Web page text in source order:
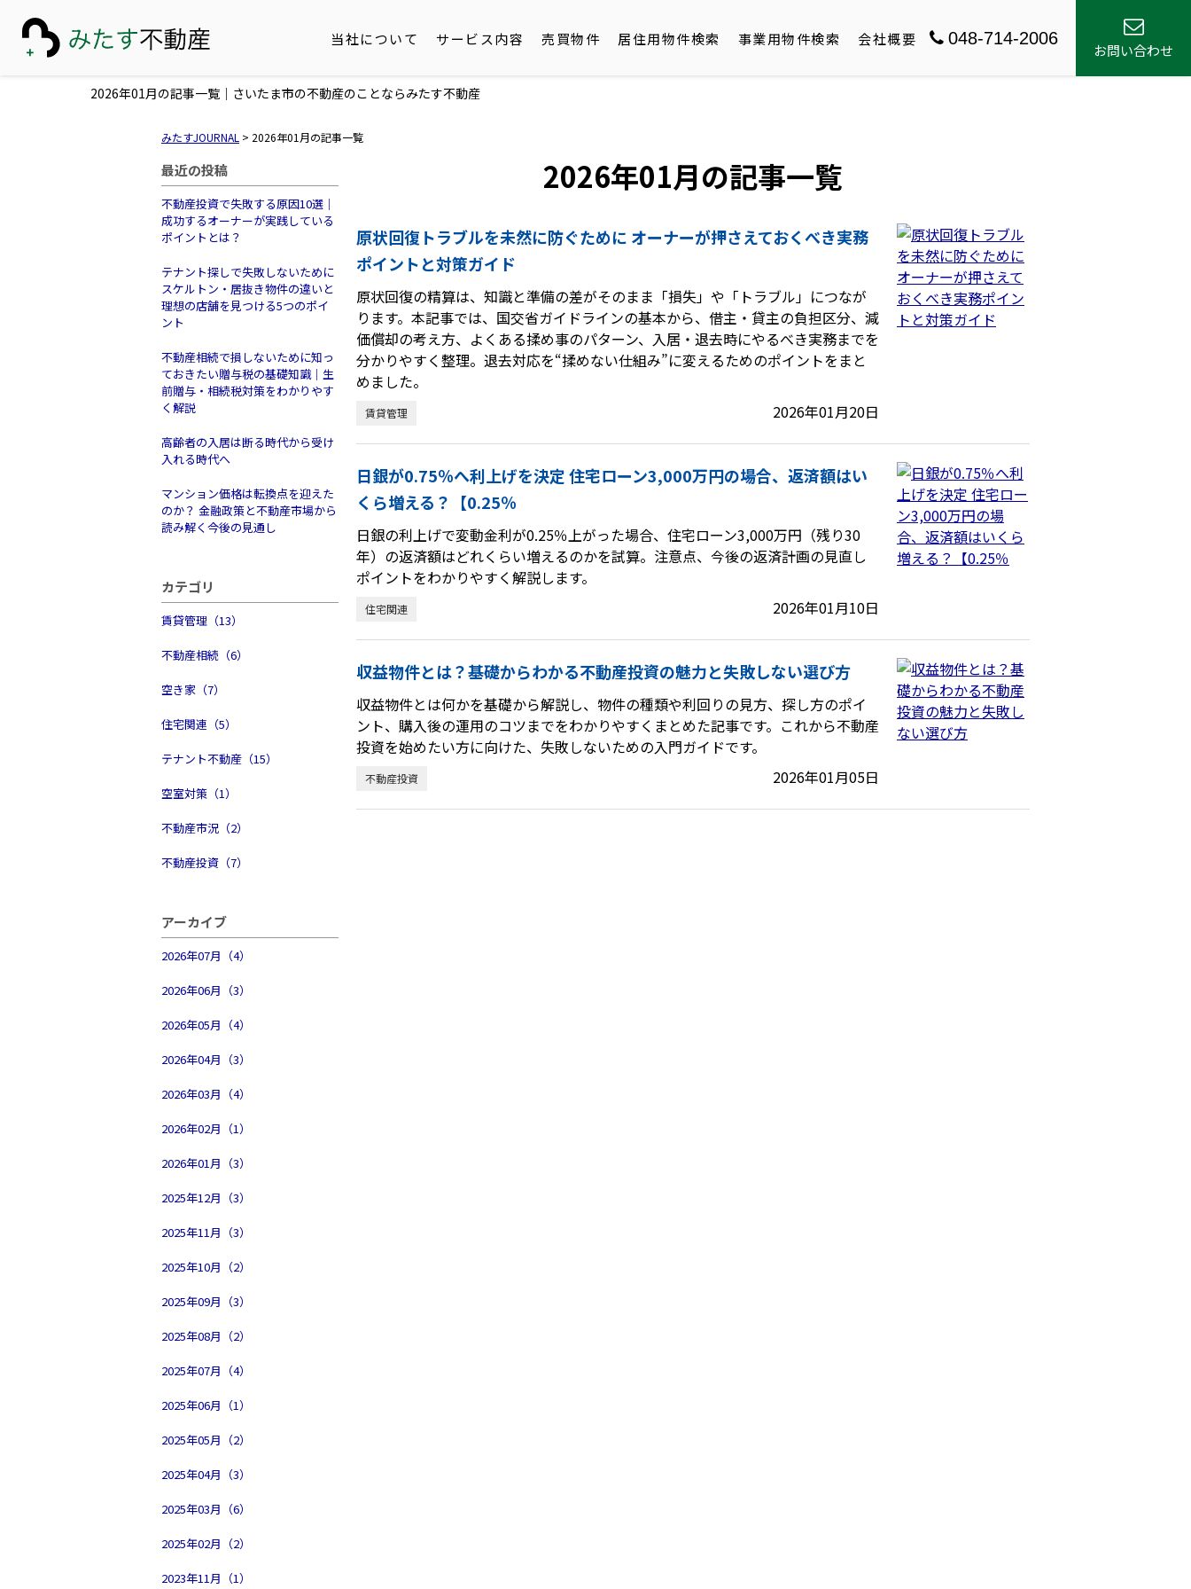
当社について サービス内容 売買物件 居住用物件検索 事業用物件検索 会社概要 048-714-2006
お問い合わせ
2026年01月の記事一覧｜さいたま市の不動産のことならみたす不動産
みたすJOURNAL > 2026年01月の記事一覧
最近の投稿
不動産投資で失敗する原因10選｜
成功するオーナーが実践している
ポイントとは？
テナント探しで失敗しないために
スケルトン・居抜き物件の違いと
理想の店舗を見つける5つのポイ
ント
不動産相続で損しないために知っ
ておきたい贈与税の基礎知識｜生
前贈与・相続税対策をわかりやす
く解説
高齢者の入居は断る時代から受け
入れる時代へ
マンション価格は転換点を迎えた
のか？ 金融政策と不動産市場から
読み解く今後の見通し
カテゴリ
賃貸管理（13）
不動産相続（6）
空き家（7）
住宅関連（5）
テナント不動産（15）
空室対策（1）
不動産市況（2）
不動産投資（7）
アーカイブ
2026年07月（4）
2026年06月（3）
2026年05月（4）
2026年04月（3）
2026年03月（4）
2026年02月（1）
2026年01月（3）
2025年12月（3）
2025年11月（3）
2025年10月（2）
2025年09月（3）
2025年08月（2）
2025年07月（4）
2025年06月（1）
2025年05月（2）
2025年04月（3）
2025年03月（6）
2025年02月（2）
2023年11月（1）
2026年01月の記事一覧
原状回復トラブルを未然に防ぐために オーナーが押さえておくべき実務
ポイントと対策ガイド
原状回復の精算は、知識と準備の差がそのまま「損失」や「トラブル」につなが
ります。本記事では、国交省ガイドラインの基本から、借主・貸主の負担区分、減
価償却の考え方、よくある揉め事のパターン、入居・退去時にやるべき実務までを
分かりやすく整理。退去対応を“揉めない仕組み”に変えるためのポイントをまと
めました。
賃貸管理 2026年01月20日
日銀が0.75％へ利上げを決定 住宅ローン3,000万円の場合、返済額はい
くら増える？【0.25％
日銀の利上げで変動金利が0.25％上がった場合、住宅ローン3,000万円（残り30
年）の返済額はどれくらい増えるのかを試算。注意点、今後の返済計画の見直し
ポイントをわかりやすく解説します。
住宅関連 2026年01月10日
収益物件とは？基礎からわかる不動産投資の魅力と失敗しない選び方
収益物件とは何かを基礎から解説し、物件の種類や利回りの見方、探し方のポイ
ント、購入後の運用のコツまでをわかりやすくまとめた記事です。これから不動産
投資を始めたい方に向けた、失敗しないための入門ガイドです。
不動産投資 2026年01月05日